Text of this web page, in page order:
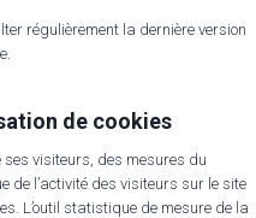
régulièrement la dernière version
de cookies
ses visiteurs, des mesures du
de l’activité des visiteurs sur le site
L’outil statistique de mesure de la